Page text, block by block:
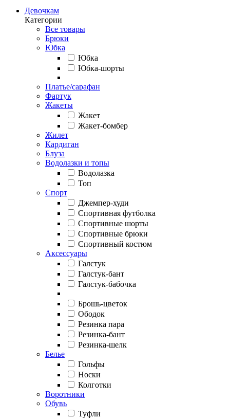
Девочкам
Категории
Все товары
Брюки
Юбка
Юбка
Юбка-шорты
Платье/сарафан
Фартук
Жакеты
Жакет
Жакет-бомбер
Жилет
Кардиган
Блуза
Водолазки и топы
Водолазка
Топ
Спорт
Джемпер-худи
Спортивная футболка
Спортивные шорты
Спортивные брюки
Спортивный костюм
Аксессуары
Галстук
Галстук-бант
Галстук-бабочка
Брошь-цветок
Ободок
Резинка пара
Резинка-бант
Резинка-шелк
Белье
Гольфы
Носки
Колготки
Воротники
Обувь
Туфли